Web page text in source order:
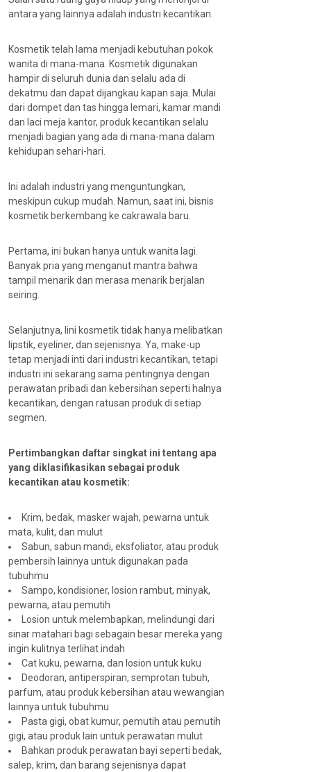
antara yang lainnya adalah industri kecantikan.
Kosmetik telah lama menjadi kebutuhan pokok
wanita di mana-mana. Kosmetik digunakan
hampir di seluruh dunia dan selalu ada di
dekatmu dan dapat dijangkau kapan saja. Mulai
dari dompet dan tas hingga lemari, kamar mandi
dan laci meja kantor, produk kecantikan selalu
menjadi bagian yang ada di mana-mana dalam
kehidupan sehari-hari.
Ini adalah industri yang menguntungkan,
meskipun cukup mudah. Namun, saat ini, bisnis
kosmetik berkembang ke cakrawala baru.
Pertama, ini bukan hanya untuk wanita lagi.
Banyak pria yang menganut mantra bahwa
tampil menarik dan merasa menarik berjalan
seiring.
Selanjutnya, lini kosmetik tidak hanya melibatkan
lipstik, eyeliner, dan sejenisnya. Ya, make-up
tetap menjadi inti dari industri kecantikan, tetapi
industri ini sekarang sama pentingnya dengan
perawatan pribadi dan kebersihan seperti halnya
kecantikan, dengan ratusan produk di setiap
segmen.
Pertimbangkan daftar singkat ini tentang apa
yang diklasifikasikan sebagai produk
kecantikan atau kosmetik:
Krim, bedak, masker wajah, pewarna untuk
mata, kulit, dan mulut
Sabun, sabun mandi, eksfoliator, atau produk
pembersih lainnya untuk digunakan pada
tubuhmu
Sampo, kondisioner, losion rambut, minyak,
pewarna, atau pemutih
Losion untuk melembapkan, melindungi dari
sinar matahari bagi sebagain besar mereka yang
ingin kulitnya terlihat indah
Cat kuku, pewarna, dan losion untuk kuku
Deodoran, antiperspiran, semprotan tubuh,
parfum, atau produk kebersihan atau wewangian
lainnya untuk tubuhmu
Pasta gigi, obat kumur, pemutih atau pemutih
gigi, atau produk lain untuk perawatan mulut
Bahkan produk perawatan bayi seperti bedak,
salep, krim, dan barang sejenisnya dapat